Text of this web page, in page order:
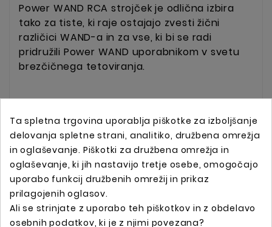
Power WAND RCA strojček je odlična izbira
tako za tiste, ki raje ostajajo zvesti žični
različici WAND-a in za vse, ki bi se radi
pridružili Power WAND uporabnikom v svetu
brezčičnega tetoviranja.
Spletna trgovina s profesionalno tattoo opremo !
Ta spletna trgovina uporablja piškotke za izboljšanje
delovanja spletne strani, analitiko, družbena omrežja
in oglaševanje. Piškotki za družbena omrežja in
oglaševanje, ki jih nastavijo tretje osebe, omogočajo
uporabo funkcij družbenih omrežij in prikaz
prilagojenih oglasov.
Ali se strinjate z uporabo teh piškotkov in z obdelavo
osebnih podatkov, ki je z njimi povezana?